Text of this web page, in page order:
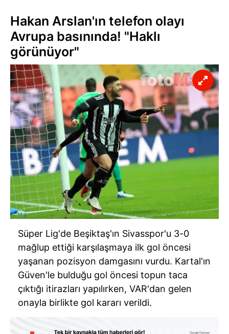
Hakan Arslan'ın telefon olayı
Avrupa basınında! "Haklı
görünüyor"
Süper Lig'de Beşiktaş'ın Sivasspor'u 3-0
mağlup ettiği karşılaşmaya ilk gol öncesi
yaşanan pozisyon damgasını vurdu. Kartal'ın
Güven'le bulduğu gol öncesi topun taca
çıktığı itirazları yapılırken, VAR'dan gelen
onayla birlikte gol kararı verildi.